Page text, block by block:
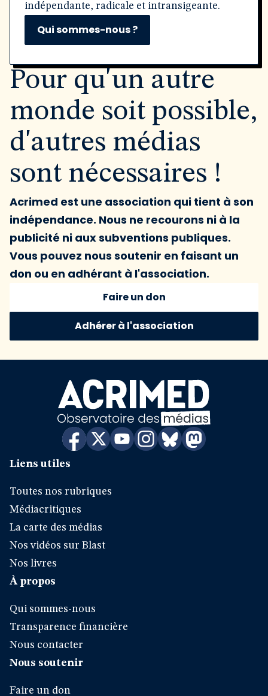
indépendante, radicale et intransigeante.
Qui sommes-nous ?
Pour qu'un autre
monde soit possible,
d'autres médias
sont nécessaires !
Acrimed est une association qui tient à son
indépendance. Nous ne recourons ni à la
publicité ni aux subventions publiques.
Vous pouvez nous soutenir en faisant un
don ou en adhérant à l'association.
Faire un don
Adhérer à l'association
Liens utiles
Toutes nos rubriques
Médiacritiques
La carte des médias
Nos vidéos sur Blast
Nos livres
À propos
Qui sommes-nous
Transparence financière
Nous contacter
Nous soutenir
Faire un don